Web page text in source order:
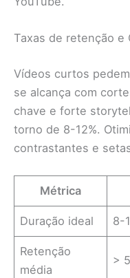
Taxas de retenção e
Vídeos curtos
se alcança com
chave e forte
torno de 8-12%.
contrastantes e
Métrica
Duração ideal 8-
Retenção
média
>